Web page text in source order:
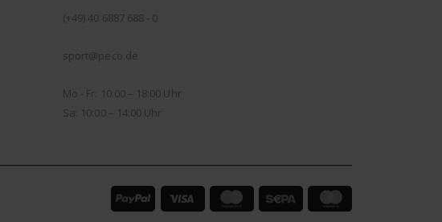
(+49) 40 6887 688 - 0
sport@peco.de
Mo - Fr: 10:00 – 18:00 Uhr
Sa: 10:00 – 14:00 Uhr